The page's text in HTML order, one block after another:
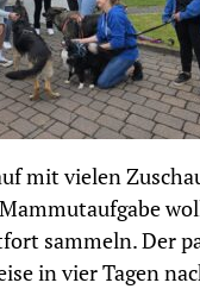
mit vielen
sammeln. Der
in vier Tagen